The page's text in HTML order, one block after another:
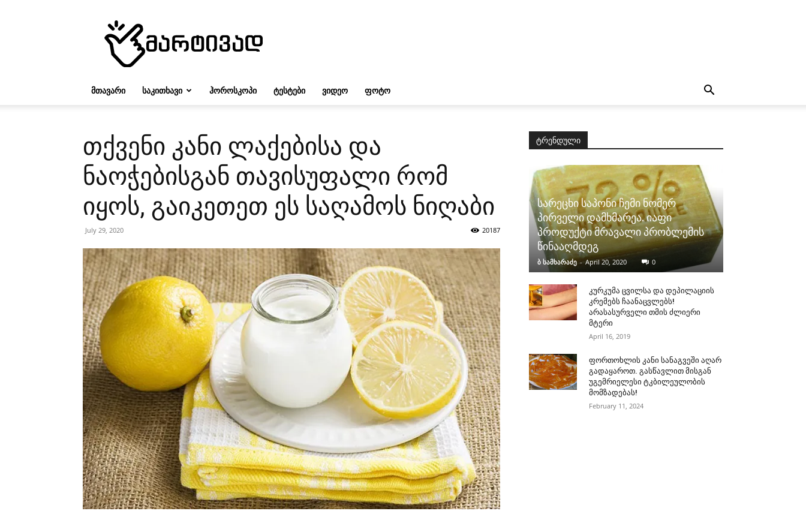
ᲛᲗᲐᲕᲐᲠᲘ ᲡᲐᲙᲘᲗᲮᲐᲕᲘ ᲰᲝᲠᲝᲡᲙᲝᲞᲘ ᲢᲔᲡᲢᲔᲑᲘ ᲕᲘᲓᲔᲝ ᲤᲝᲢᲝ
თქვენი კანი ლაქებისა და
ნაოჭებისგან თავისუფალი რომ
იყოს, გაიკეთეთ ეს საღამოს ნიღაბი
July 29, 2020 20187
ტრენდული
სარეცხი საპონი ჩემი ნომერ
პირველი დამხმარეა. იაფი
პროდუქტი მრავალი პრობლემის
წინააღმდეგ
ბ სამხარაძე - April 20, 2020 0
კურკუმა ცვილსა და დეპილაციის
კრემებს ჩაანაცვლებს!
არასასურველი თმის ძლიერი
მტერი
April 16, 2019
ფორთოხლის კანი სანაგვეში აღარ
გადაყაროთ. გასწავლით მისგან
უგემრიელესი ტკბილეულობის
მომზადებას!
February 11, 2024